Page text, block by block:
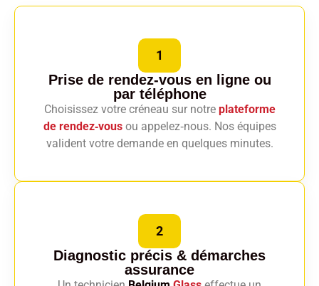
1
Prise de rendez-vous en ligne ou
par téléphone
Choisissez votre créneau sur notre plateforme
de rendez‑vousou appelez‑nous. Nos équipes
valident votre demande en quelques minutes.
2
Diagnostic précis & démarches
assurance